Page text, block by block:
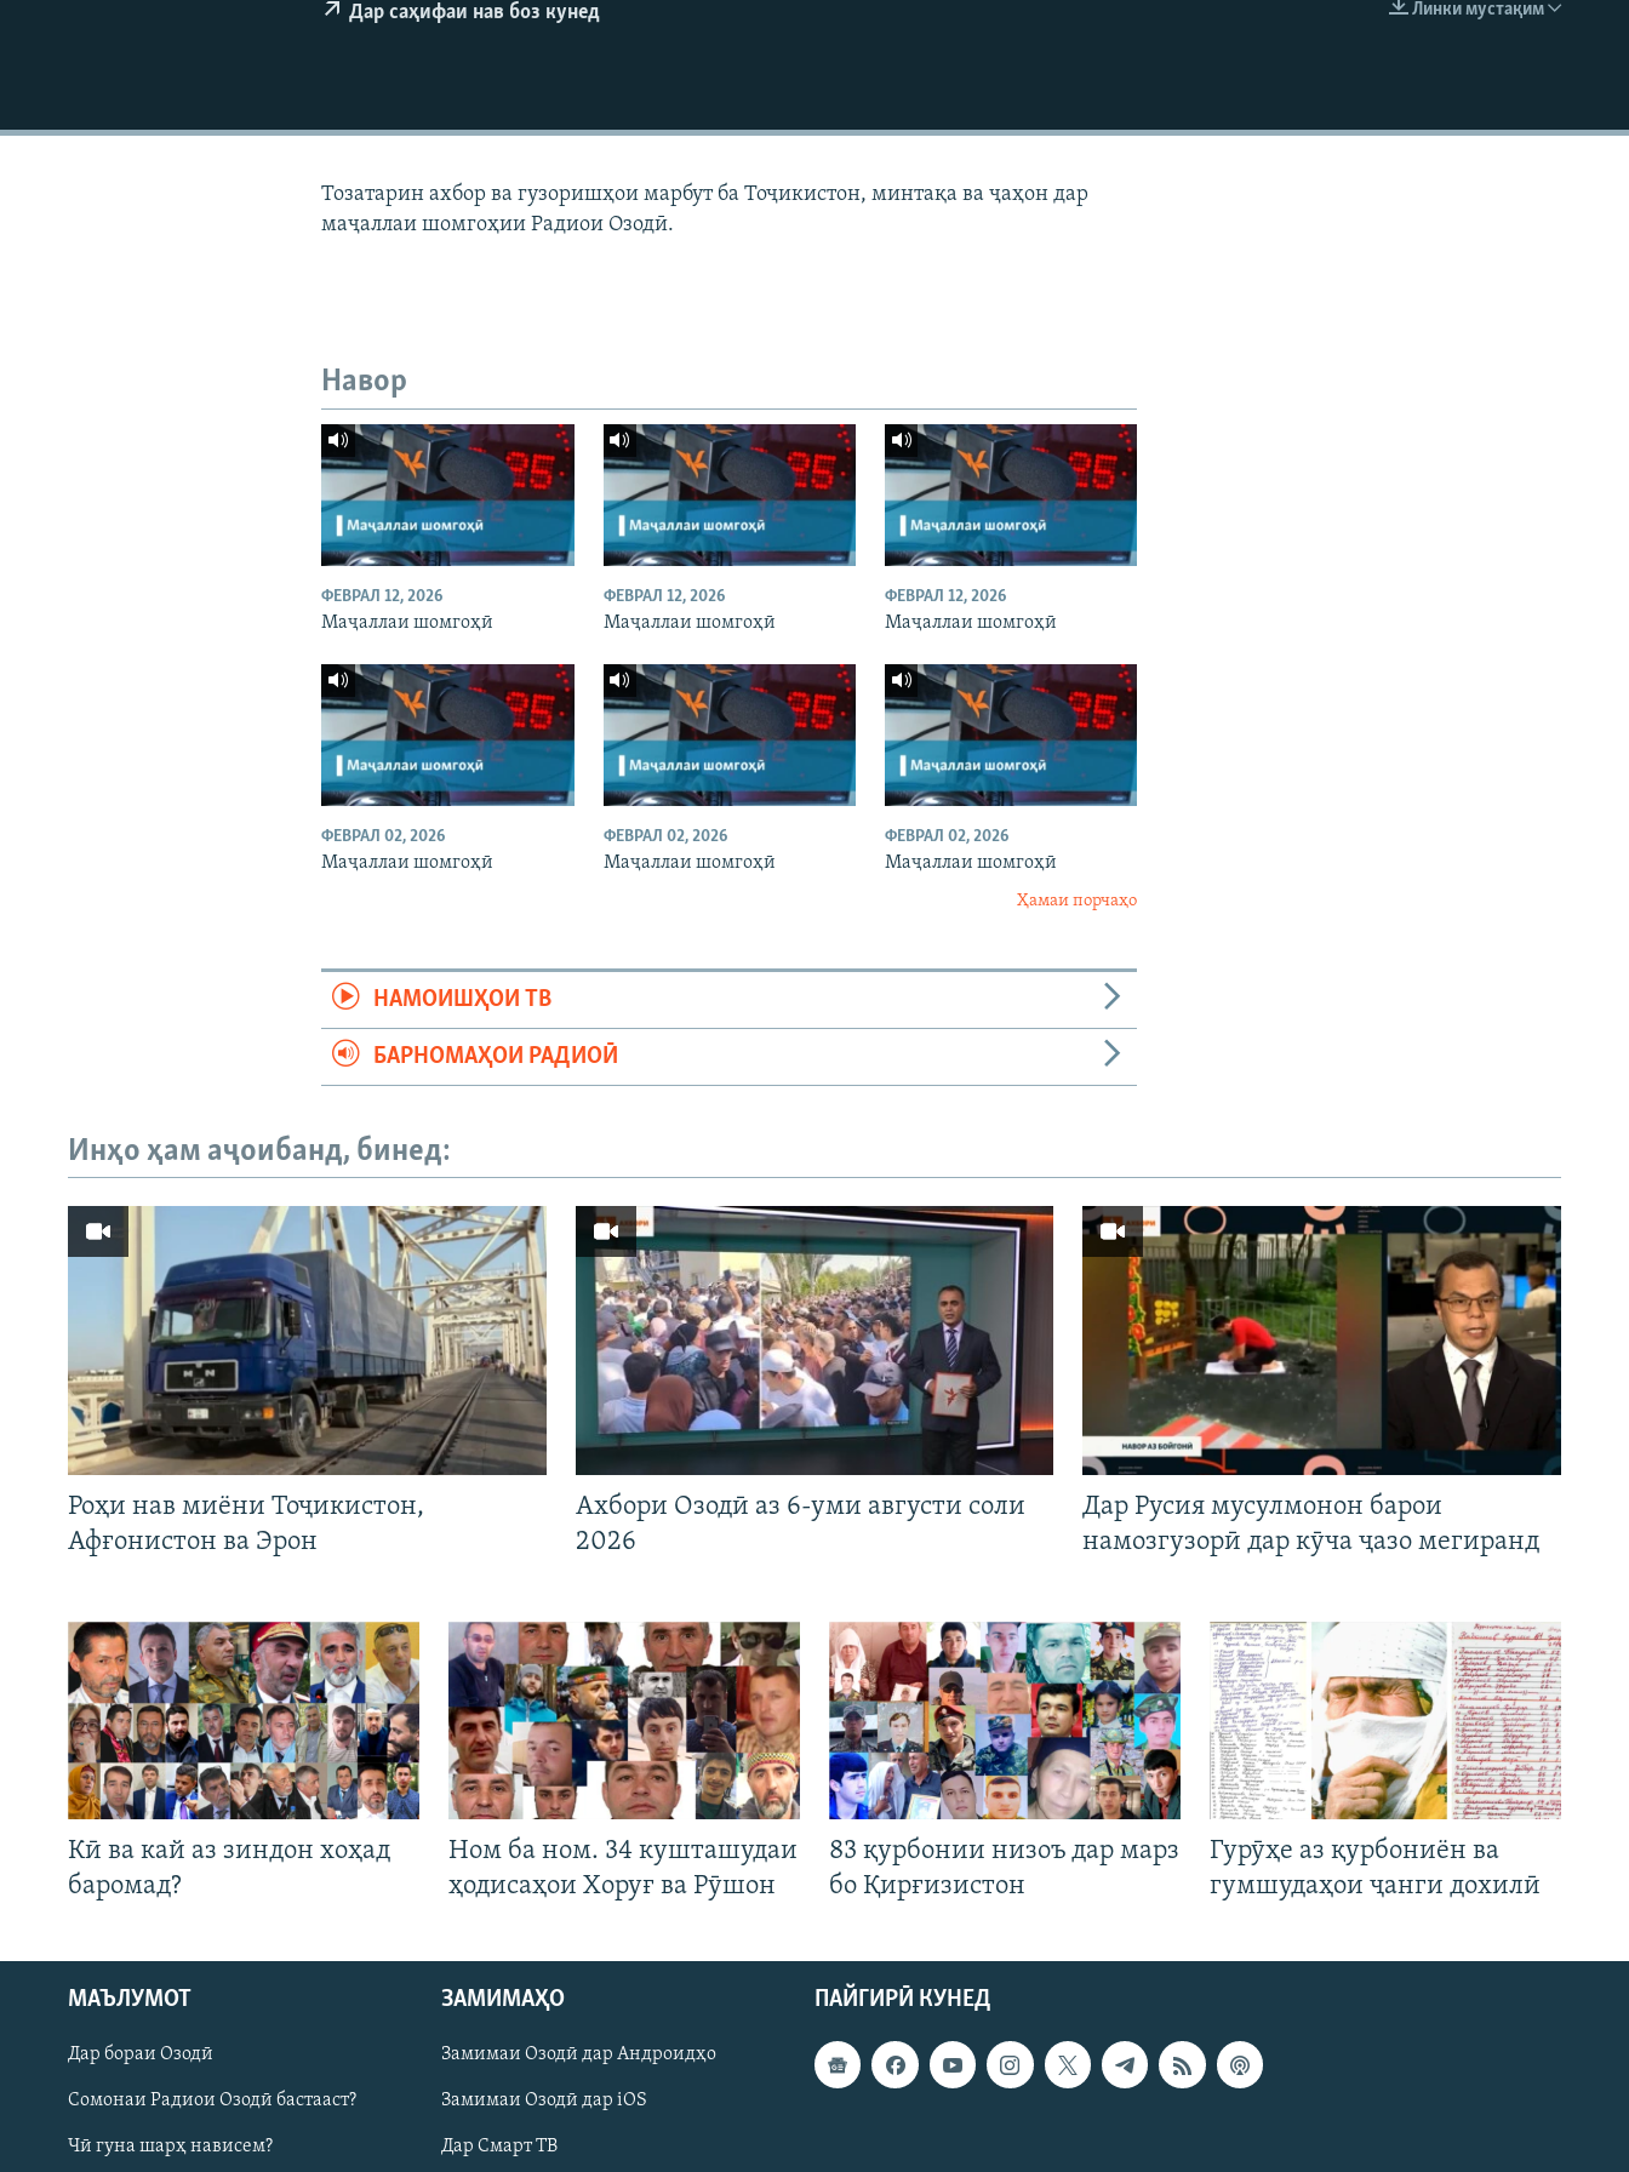
Русский
ПАЙГИРӢ КУНЕД
EMBED
Линки мустақим
Дар саҳифаи нав боз кунед
Тозатарин ахбор ва гузоришҳои марбут ба Тоҷикистон, минтақа ва ҷаҳон дар
маҷаллаи шомгоҳии Радиои Озодӣ.
Навор
ФЕВРАЛ 12, 2026
Маҷаллаи шомгоҳӣ
ФЕВРАЛ 12, 2026
Маҷаллаи шомгоҳӣ
ФЕВРАЛ 12, 2026
Маҷаллаи шомгоҳӣ
ФЕВРАЛ 02, 2026
Маҷаллаи шомгоҳӣ
ФЕВРАЛ 02, 2026
Маҷаллаи шомгоҳӣ
ФЕВРАЛ 02, 2026
Маҷаллаи шомгоҳӣ
Ҳамаи порчаҳо
НАМОИШҲОИ ТВ
БАРНОМАҲОИ РАДИОӢ
Инҳо ҳам аҷоибанд, бинед:
Роҳи нав миёни Тоҷикистон,
Афғонистон ва Эрон
Ахбори Озодӣ аз 6-уми августи соли
2026
Дар Русия мусулмонон барои
намозгузорӣ дар кӯча ҷазо мегиранд
Кӣ ва кай аз зиндон хоҳад
баромад?
Ном ба ном. 34 кушташудаи
ҳодисаҳои Хоруғ ва Рӯшон
83 қурбонии низоъ дар марз
бо Қирғизистон
Гурӯҳе аз қурбониён ва
гумшудаҳои ҷанги дохилӣ
ПАЙГИРӢ КУНЕД
МАЪЛУМОТ
Дар бораи Озодӣ
Сомонаи Радиои Озодӣ бастааст?
Чӣ гуна шарҳ нависем?
ЗАМИМАҲО
Замимаи Озодӣ дар Андроидҳо
Замимаи Озодӣ дар iOS
Дар Смарт ТВ